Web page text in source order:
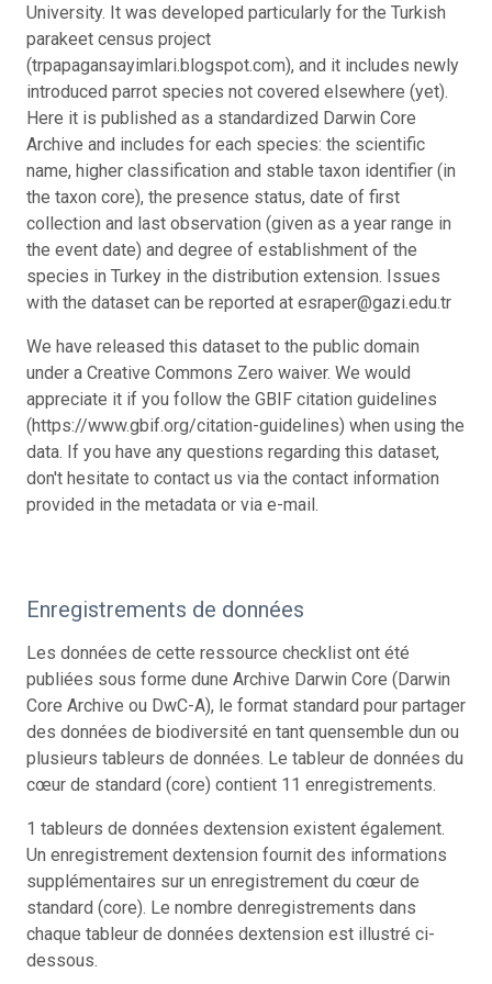
University. It was developed particularly for the Turkish
parakeet census project
(trpapagansayimlari.blogspot.com), and it includes newly
introduced parrot species not covered elsewhere (yet).
Here it is published as a standardized Darwin Core
Archive and includes for each species: the scientific
name, higher classification and stable taxon identifier (in
the taxon core), the presence status, date of first
collection and last observation (given as a year range in
the event date) and degree of establishment of the
species in Turkey in the distribution extension. Issues
with the dataset can be reported at esraper@gazi.edu.tr
We have released this dataset to the public domain
under a Creative Commons Zero waiver. We would
appreciate it if you follow the GBIF citation guidelines
(https://www.gbif.org/citation-guidelines) when using the
data. If you have any questions regarding this dataset,
don't hesitate to contact us via the contact information
provided in the metadata or via e-mail.
Enregistrements de données
Les données de cette ressource checklist ont été
publiées sous forme dune Archive Darwin Core (Darwin
Core Archive ou DwC-A), le format standard pour partager
des données de biodiversité en tant quensemble dun ou
plusieurs tableurs de données. Le tableur de données du
cœur de standard (core) contient 11 enregistrements.
1 tableurs de données dextension existent également.
Un enregistrement dextension fournit des informations
supplémentaires sur un enregistrement du cœur de
standard (core). Le nombre denregistrements dans
chaque tableur de données dextension est illustré ci-
dessous.